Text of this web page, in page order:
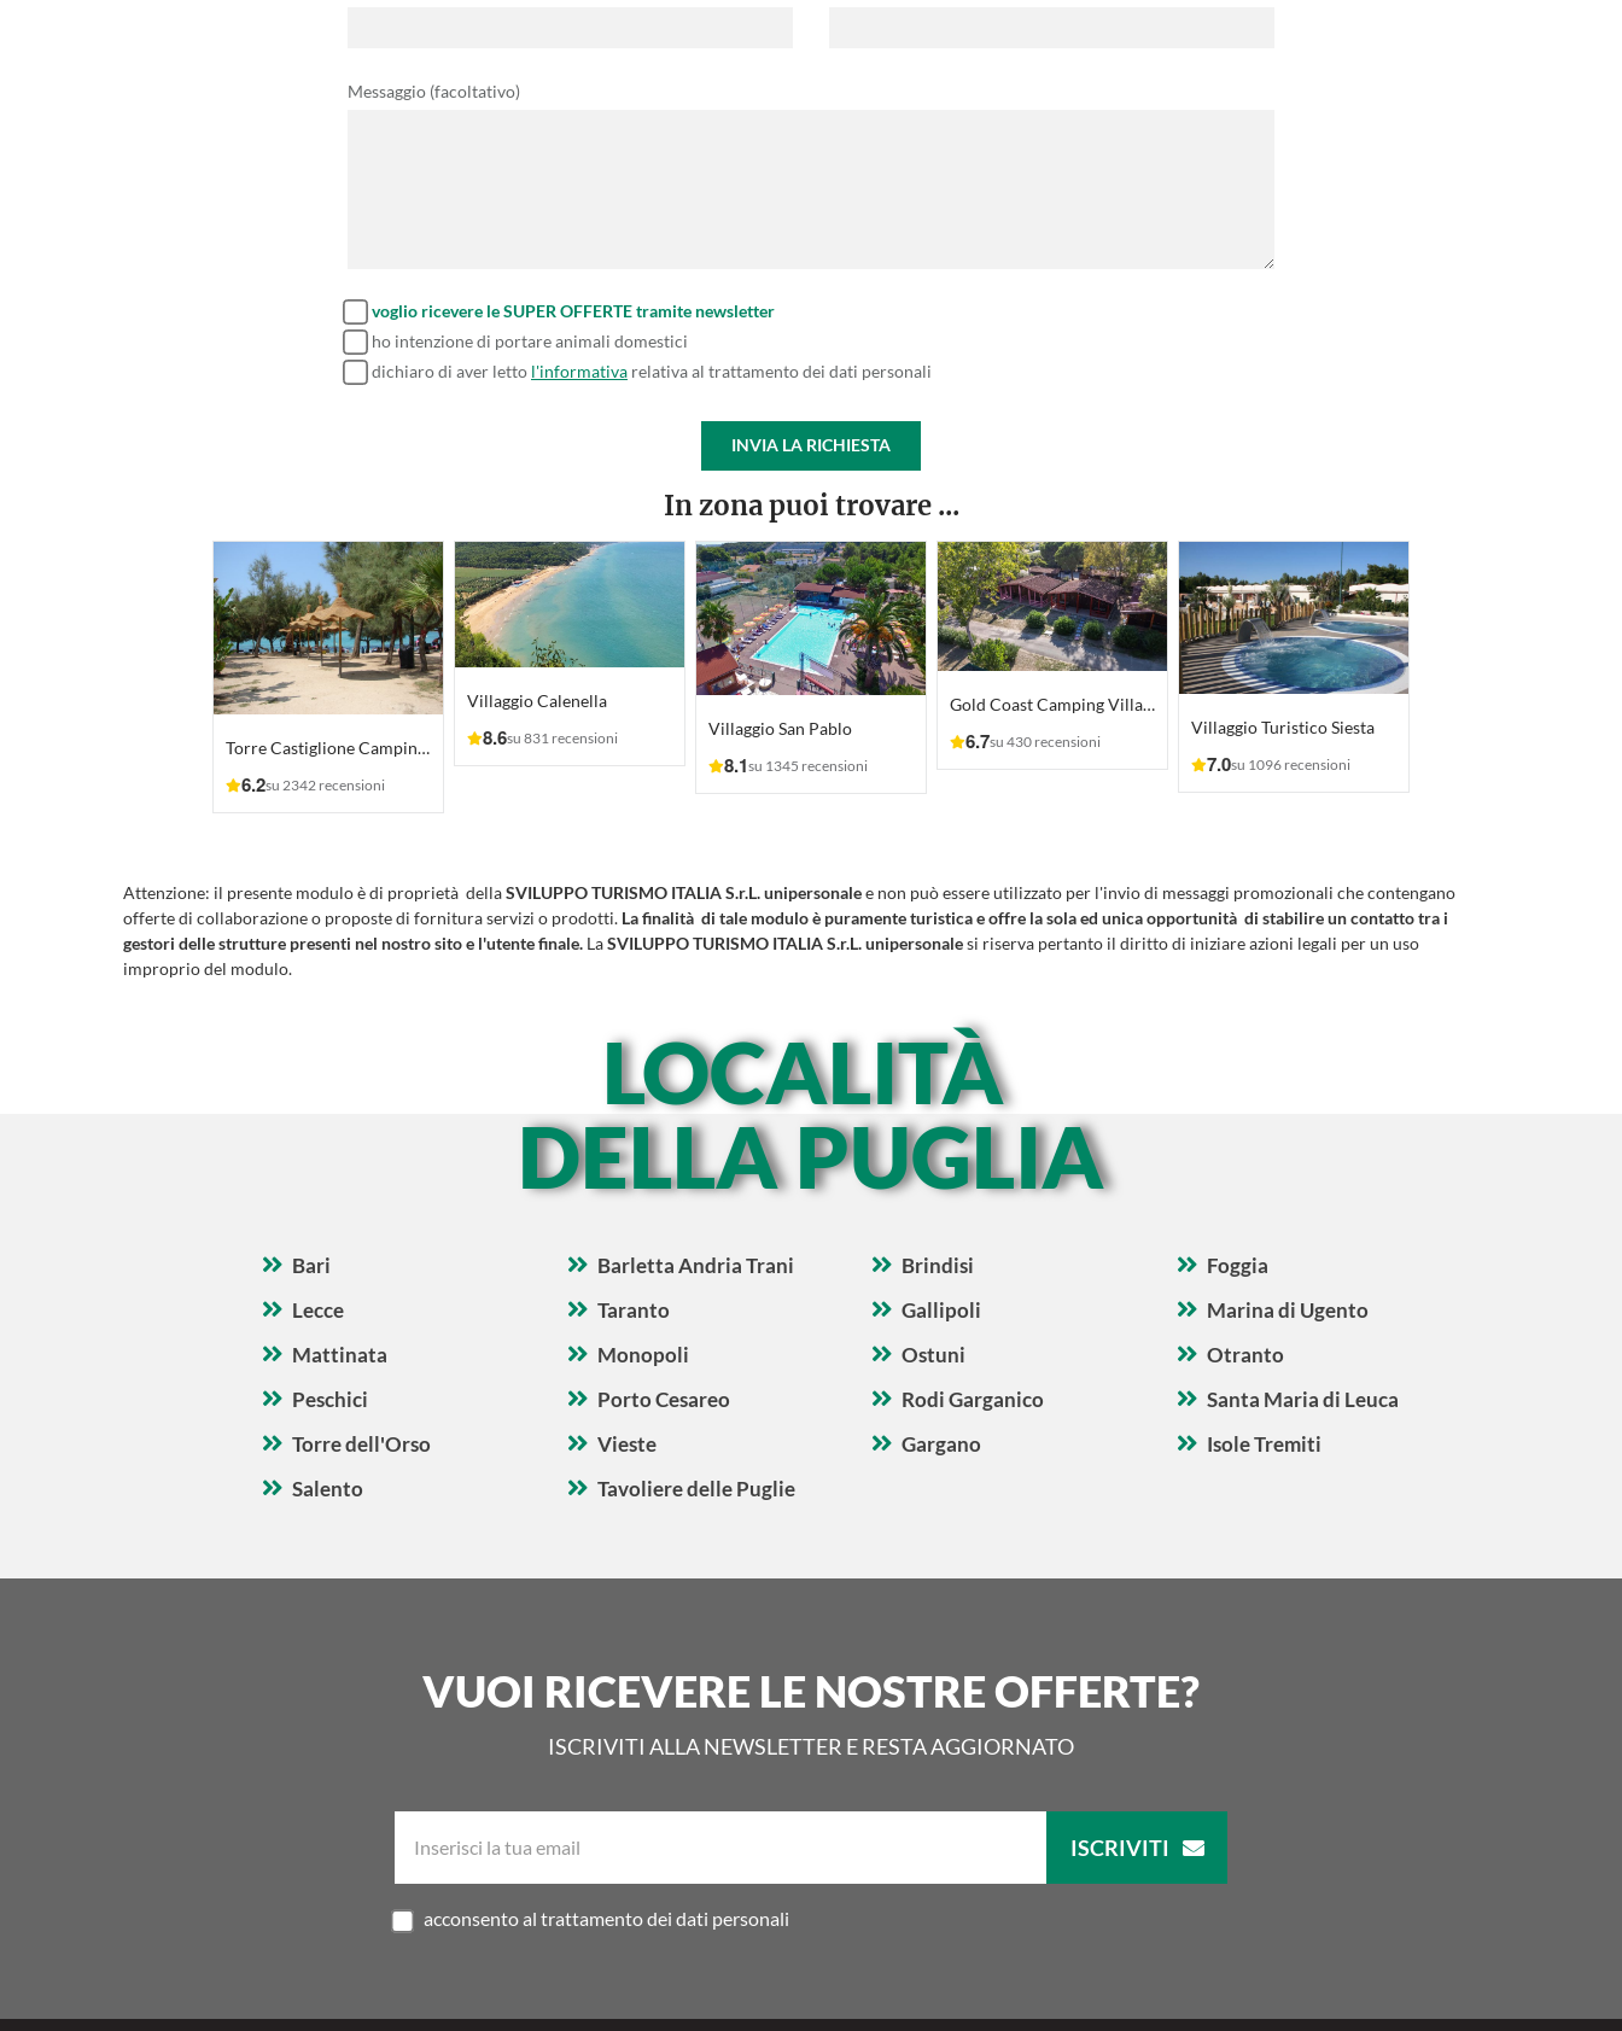
Messaggio (facoltativo)
voglio ricevere le SUPER OFFERTE tramite newsletter
ho intenzione di portare animali domestici
dichiaro di aver letto l'informativa relativa al trattamento dei dati personali
INVIA LA RICHIESTA
In zona puoi trovare ...
Torre Castiglione Camping Village
6.2su 2342 recensioni
Villaggio Calenella
8.6su 831 recensioni Villaggio San Pablo
8.1su 1345 recensioni
Gold Coast Camping Village
6.7su 430 recensioni
Villaggio Turistico Siesta
7.0su 1096 recensioni
Attenzione: il presente modulo è di proprietà dellaSVILUPPO TURISMO ITALIA S.r.L. unipersonalee non può essere utilizzato per l'invio di messaggi promozionali che contengano
offerte di collaborazione o proposte di fornitura servizi o prodotti. La finalità di tale modulo è puramente turistica e offre la sola ed unica opportunità di stabilire un contatto tra i
gestori delle strutture presenti nel nostro sito e l'utente finale. LaSVILUPPO TURISMO ITALIA S.r.L. unipersonalesi riserva pertanto il diritto di iniziare azioni legali per un uso
improprio del modulo.
LOCALITÀ
DELLA PUGLIA
Bari Barletta Andria Trani Brindisi
Foggia
Lecce
Taranto Gallipoli
Marina di Ugento
Mattinata
Monopoli Ostuni
Otranto
Peschici
Porto Cesareo Rodi Garganico
Santa Maria di Leuca
Torre dell'Orso
Vieste Gargano
Isole Tremiti
Salento
Tavoliere delle Puglie
VUOI RICEVERE LE NOSTRE OFFERTE?
ISCRIVITI ALLA NEWSLETTER E RESTA AGGIORNATO
ISCRIVITI
acconsento al trattamento dei dati personali